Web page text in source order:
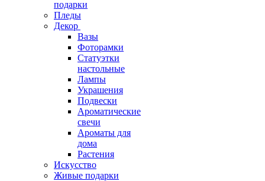
подарки
Пледы
Декор
Вазы
Фоторамки
Статуэтки
настольные
Лампы
Украшения
Подвески
Ароматические
свечи
Ароматы для
дома
Растения
Искусство
Живые подарки